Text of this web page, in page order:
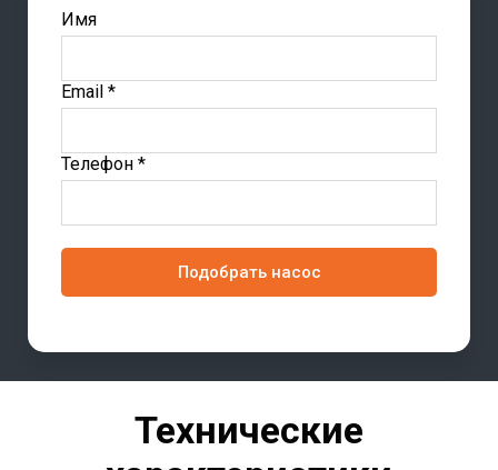
Имя
Email *
Телефон *
Подобрать насос
Технические